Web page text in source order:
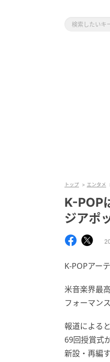
トップ エンタメ
K-POP
ジアポ
K-POPアー
米音楽界最
フォーマン
報道による
69回授賞式
新設・再編